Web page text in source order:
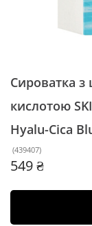
Сироватка з
кислотою
Hyalu-Cica
(439407)
549 ₴